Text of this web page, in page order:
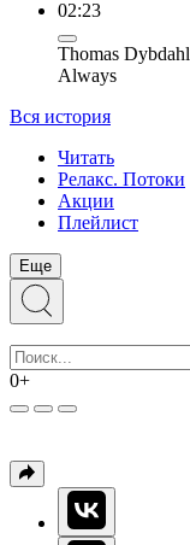
02:23
Thomas Dybdahl
Always
Вся история
Читать
Релакс. Потоки
Акции
Плейлист
Еще
0+